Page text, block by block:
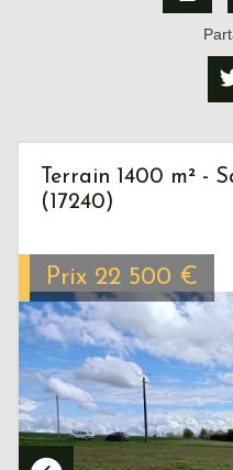
Terrain 1400 m² -
(17240)
Prix 22 500 €